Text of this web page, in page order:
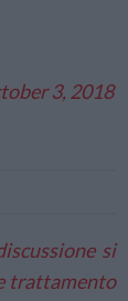
3, 2018
si
trattamento